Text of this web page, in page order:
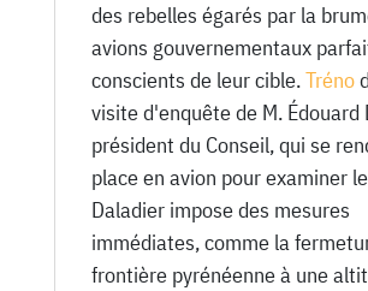
des rebelles égarés par la
avions gouvernementaux
conscients de leur cible.Tréno
visite d'enquête de M. Édouard
président du Conseil, qui se
place en avion pour examiner
Daladier impose des mesures
immédiates, comme la
frontière pyrénéenne à une